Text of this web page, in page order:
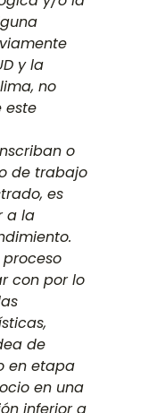
y la
no
este
o
de trabajo
es
a la
con por lo
de
en etapa
en una